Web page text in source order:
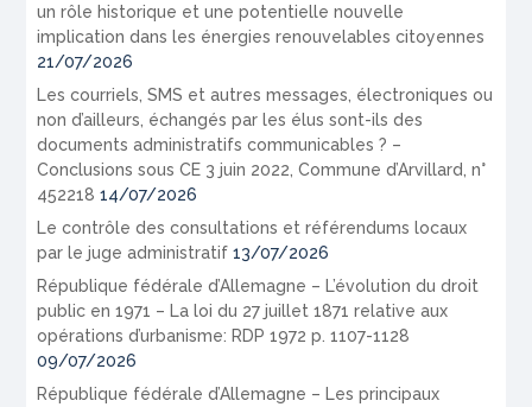
un rôle historique et une potentielle nouvelle
implication dans les énergies renouvelables citoyennes
21/07/2026
Les courriels, SMS et autres messages, électroniques ou
non d’ailleurs, échangés par les élus sont-ils des
documents administratifs communicables ? –
Conclusions sous CE 3 juin 2022, Commune d’Arvillard, n°
452218 14/07/2026
Le contrôle des consultations et référendums locaux
par le juge administratif 13/07/2026
République fédérale d’Allemagne – L’évolution du droit
public en 1971 – La loi du 27 juillet 1871 relative aux
opérations d’urbanisme: RDP 1972 p. 1107-1128
09/07/2026
République fédérale d’Allemagne – Les principaux